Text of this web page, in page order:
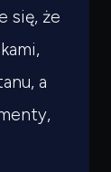
się, że
a